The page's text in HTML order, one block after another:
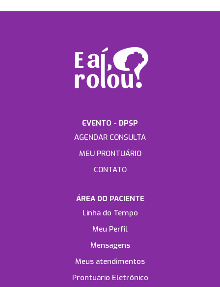
EVENTO - DPSP
AGENDAR CONSULTA
MEU PRONTUÁRIO
CONTATO
ÁREA DO PACIENTE
Linha do Tempo
Meu Perfil
Mensagens
Meus atendimentos
Prontuário Eletrônico